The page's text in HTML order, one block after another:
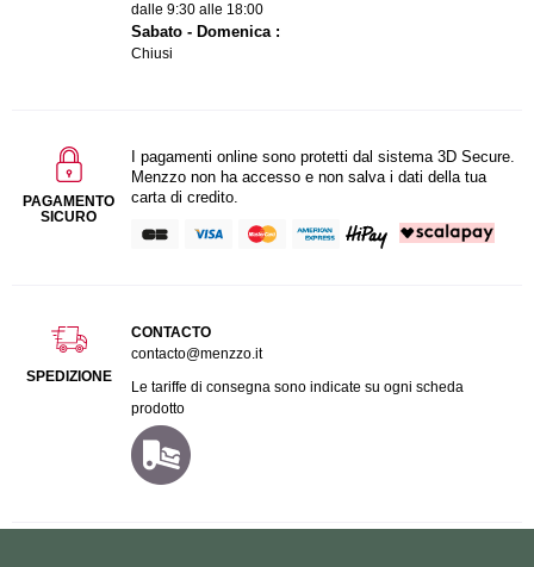
dalle 9:30 alle 18:00
Sabato - Domenica :
Chiusi
PAGAMENTO
SICURO
I pagamenti online sono protetti dal sistema 3D Secure.
Menzzo non ha accesso e non salva i dati della tua
carta di credito.
SPEDIZIONE
CONTACTO
contacto@menzzo.it
Le tariffe di consegna sono indicate su ogni scheda
prodotto